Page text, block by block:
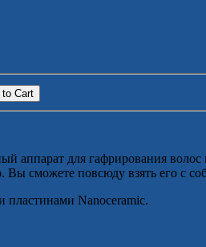
для гафрирования волос
Вы сможете повсюду взять его с
Nanoceramic.